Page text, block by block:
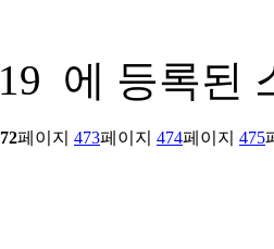
에 등록된
페이지 473페이지 474페이지 475